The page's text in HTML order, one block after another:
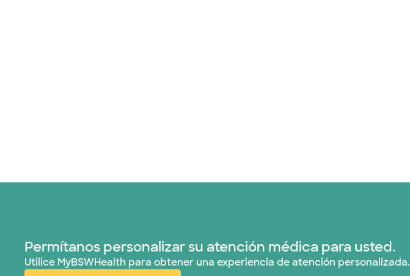
Permítanos personalizar su atención médica para usted.
Utilice MyBSWHealth para obtener una experiencia de atención personalizada.